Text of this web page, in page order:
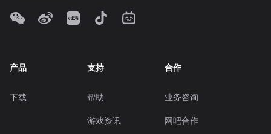
产品
下载
支持
帮助
游戏资讯
合作
业务咨询
网吧合作